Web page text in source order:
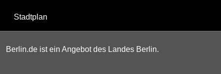
Stadtplan
Berlin.de ist ein Angebot des Landes Berlin.